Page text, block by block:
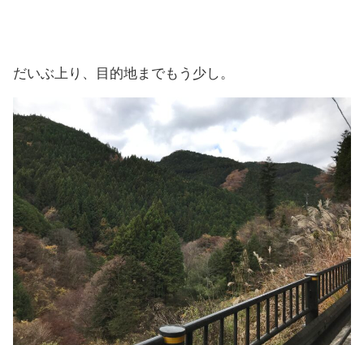
だいぶ上り、目的地までもう少し。